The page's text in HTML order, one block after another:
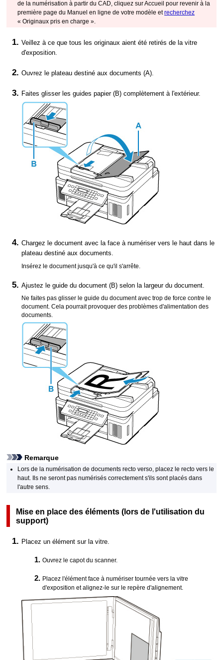
de la numérisation à partir duCAD, cliquez sur Accueil pour revenir à la
première page du Manuel en ligne de votre modèle etrecherchez
« Originaux pris en charge ».
Veillez à ce que tous les originaux aient été retirés de lavitre
d'exposition
Ouvrez leplateau destiné aux documents (A).
Faites glisser lesguides papier(B) complètement à l'extérieur.
Chargez le document avec la face à numériser vers le haut dans le
plateau destiné aux documents.
Insérez le document jusqu'à ce qu'il s'arrête.
Ajustez leguide du document (B) selon la largeur du document.
Ne faites pas glisser leguide du documentavec trop de force contre le
document. Cela pourrait provoquer des problèmes d'alimentation des
documents.
Remarque
Lors de la numérisation de documents recto verso, placez le recto vers le
haut. Ils ne seront pas numérisés correctement s'ils sont placés dans
l'autre sens.
Mise en place des éléments (lors de l'utilisation du
support)
Placez un élément sur la vitre.
Ouvrez lecapot du scanner.
Placez l'élément face à numériser tournée vers la vitre
d'exposition et alignez-le sur lerepère d'alignement.